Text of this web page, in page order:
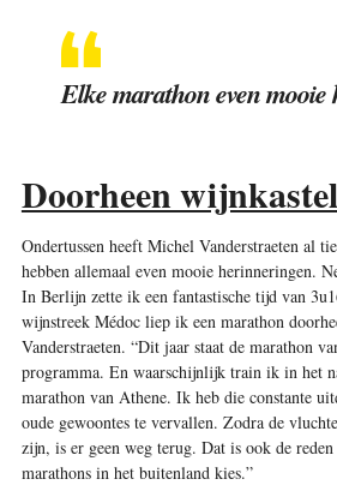
Elke marathon even
Doorheen
Ondertussen heeft Michel Vanderstraeten al
hebben allemaal even mooie herinneringen.
In Berlijn zette ik een fantastische tijd van
wijnstreek Médoc liep ik een marathon
Vanderstraeten. “Dit jaar staat de marathon
programma. En waarschijnlijk train ik in het
marathon van Athene. Ik heb die constante
oude gewoontes te vervallen. Zodra de
zijn, is er geen weg terug. Dat is ook de
marathons in het buitenland kies.”